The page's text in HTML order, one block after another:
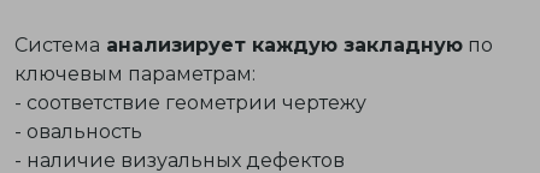
Система анализирует каждую закладную по
ключевым параметрам:
- соответствие геометрии чертежу
- овальность
- наличие визуальных дефектов